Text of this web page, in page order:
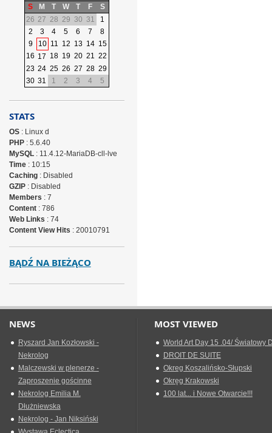
S
M T W T F
S
26 27 28 29 30 31
1
2
3 4 5 6 7
8
9
10 11 12 13 14 15
16 17 18 19 20 21 22
23 24 25 26 27 28 29
30 31 1 2 3 4 5
STATS
OS: Linux d
PHP: 5.6.40
MySQL: 11.4.12-MariaDB-cll-lve
Time: 10:15
Caching: Disabled
GZIP: Disabled
Members : 7
Content: 786
Web Links : 74
Content View Hits : 20010791
BĄDŹ NA BIEŻĄCO
NEWS
Ryszard Jan Kozłowski -
Nekrolog
Malczewski w plenerze -
Zaproszenie gościnne
Nekrolog Emilia M.
Dłużniewska
Nekrolog - Jan Niksiński
MOST VIEWED
World Art Day 15 .04/ Światowy
DROIT DE SUITE
Okreg Koszalińsko-Słupski
Okręg Krakowski
100 lat... i Nowe Otwarcie!!!